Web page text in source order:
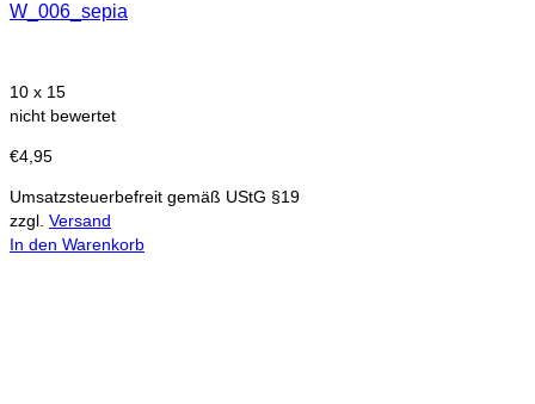
W_006_sepia
10 x 15
nicht bewertet
€4,95
Umsatzsteuerbefreit gemäß UStG §19
zzgl. Versand
In den Warenkorb